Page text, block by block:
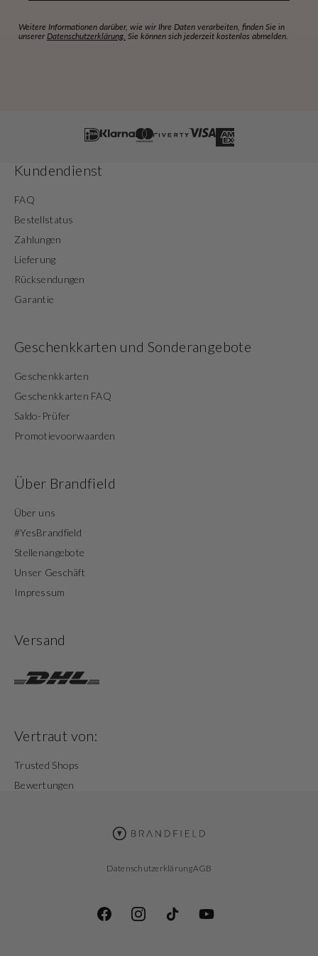
Weitere Informationen darüber, wie wir Ihre Daten verarbeiten, finden Sie in
unserer Datenschutzerklärung. Sie können sich jederzeit kostenlos abmelden.
Kundendienst
FAQ
Bestellstatus
Zahlungen
Lieferung
Rücksendungen
Garantie
Geschenkkarten und Sonderangebote
Geschenkkarten
Geschenkkarten FAQ
Saldo-Prüfer
Promotievoorwaarden
Über Brandfield
Über uns
#YesBrandfield
Stellenangebote
Unser Geschäft
Impressum
Versand
Vertraut von:
Trusted Shops
Bewertungen
DatenschutzerklärungAGB
FacebookInstagramTikTok YouTube